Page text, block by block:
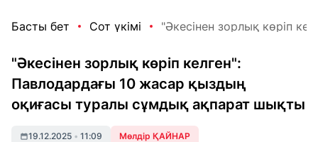
Басты бет Сот үкімі "Әкесінен зорлық көріп
"Әкесінен зорлық көріп келген":
Павлодардағы 10 жасар қыздың
оқиғасы туралы сұмдық ақпарат шықты
19.12.2025 • 11:09 Мөлдір ҚАЙНАР